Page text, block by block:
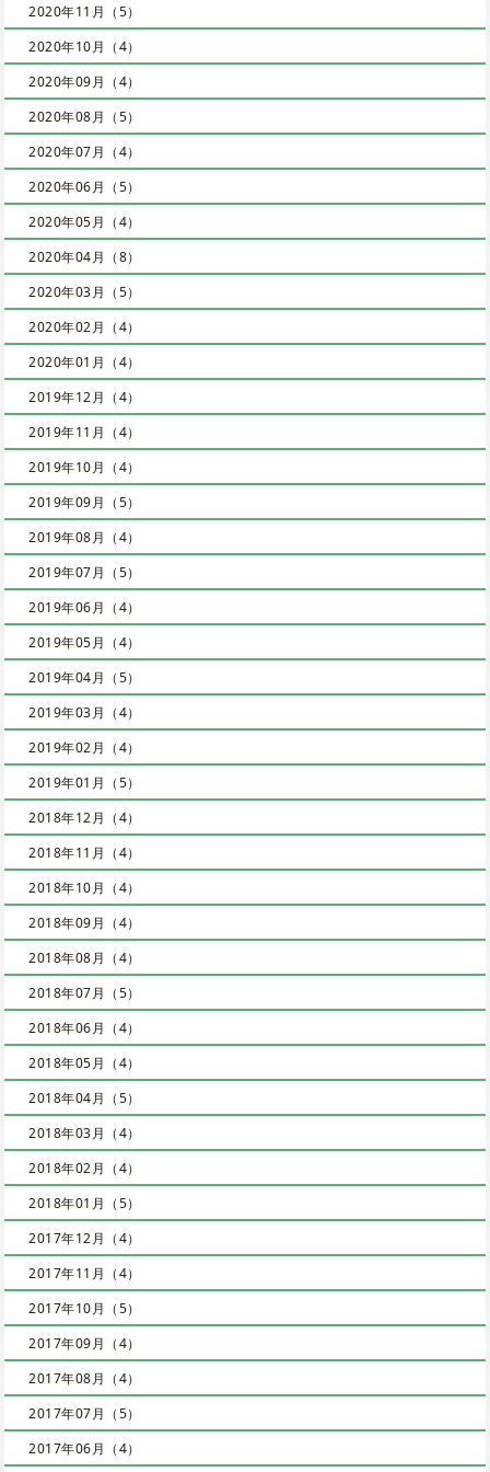
2020年11月（5）
2020年10月（4）
2020年09月（4）
2020年08月（5）
2020年07月（4）
2020年06月（5）
2020年05月（4）
2020年04月（8）
2020年03月（5）
2020年02月（4）
2020年01月（4）
2019年12月（4）
2019年11月（4）
2019年10月（4）
2019年09月（5）
2019年08月（4）
2019年07月（5）
2019年06月（4）
2019年05月（4）
2019年04月（5）
2019年03月（4）
2019年02月（4）
2019年01月（5）
2018年12月（4）
2018年11月（4）
2018年10月（4）
2018年09月（4）
2018年08月（4）
2018年07月（5）
2018年06月（4）
2018年05月（4）
2018年04月（5）
2018年03月（4）
2018年02月（4）
2018年01月（5）
2017年12月（4）
2017年11月（4）
2017年10月（5）
2017年09月（4）
2017年08月（4）
2017年07月（5）
2017年06月（4）